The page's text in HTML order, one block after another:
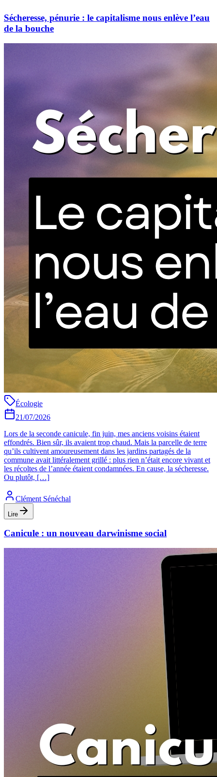
Sécheresse, pénurie : le capitalisme nous enlève l’eau
de la bouche
Écologie
21/07/2026
Lors de la seconde canicule, fin juin, mes anciens voisins étaient
effondrés. Bien sûr, ils avaient trop chaud. Mais la parcelle de terre
qu’ils cultivent amoureusement dans les jardins partagés de la
commune avait littéralement grillé : plus rien n’était encore vivant et
les récoltes de l’année étaient condamnées. En cause, la sécheresse.
Ou plutôt, […]
Clément Sénéchal
Lire
Canicule : un nouveau darwinisme social